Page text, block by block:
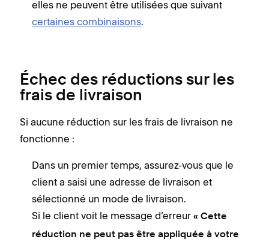
elles ne peuvent être utilisées que suivant
certaines combinaisons.
Échec des réductions sur les
frais de livraison
Si aucune réduction sur les frais de livraison ne
fonctionne :
Dans un premier temps, assurez-vous que le
client a saisi une adresse de livraison et
sélectionné un mode de livraison.
Si le client voit le message d’erreur « Cette
réduction ne peut pas être appliquée à votre